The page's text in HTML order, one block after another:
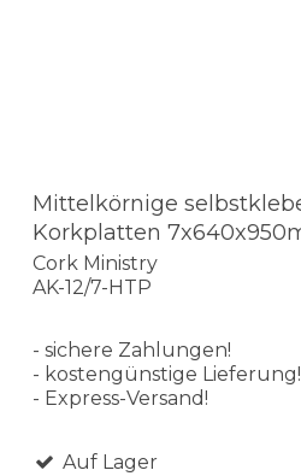
Mittelkörnige
Korkplatten
Cork Ministry
AK-12/7-HTP
- sichere Zahlungen!
- kostengünstige Lieferung!
- Express-Versand!
Auf Lager